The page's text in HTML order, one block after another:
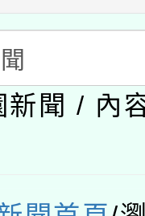
位素養講
內容與
陸委員
聞 / 內